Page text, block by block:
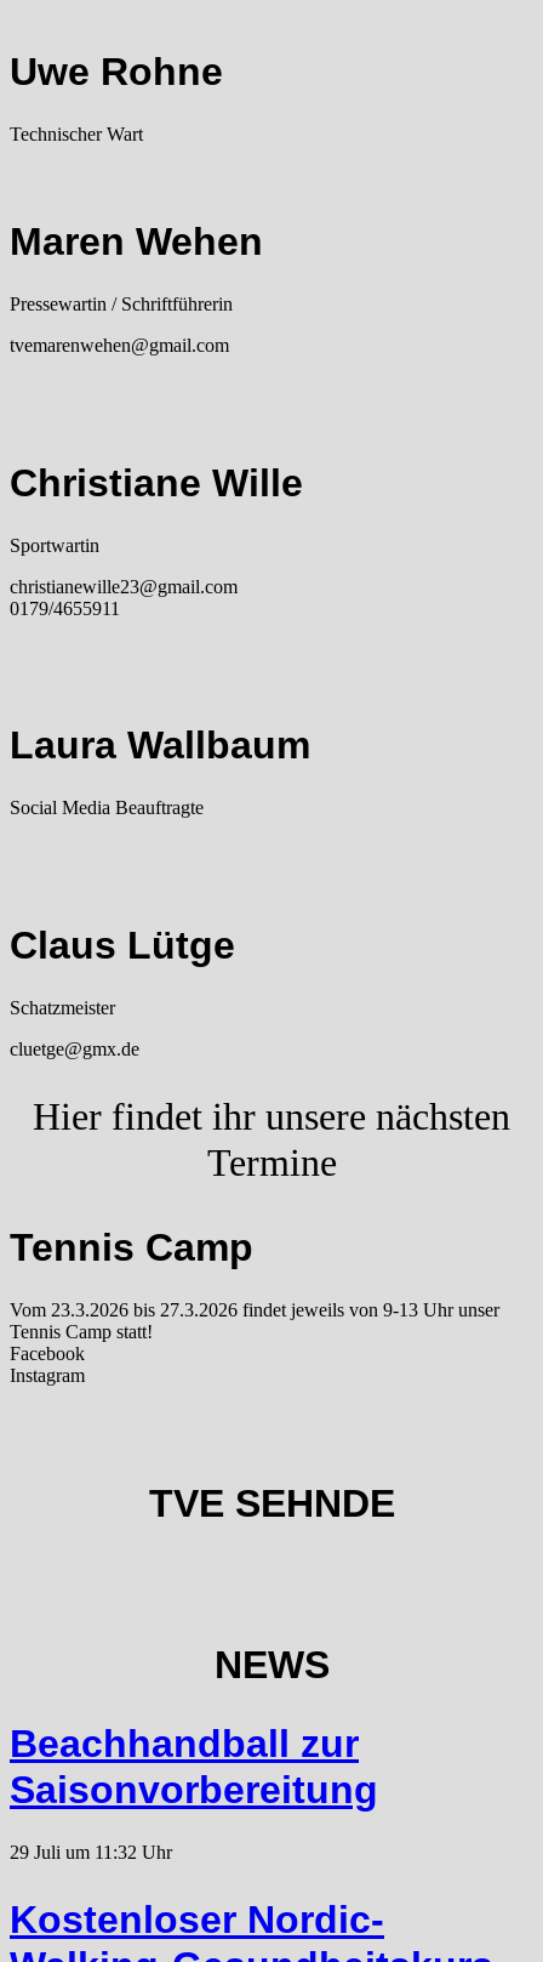
Uwe Rohne
Technischer Wart
Maren Wehen
Pressewartin / Schriftführerin
tvemarenwehen@gmail.com
Christiane Wille
Sportwartin
christianewille23@gmail.com
0179/4655911
Laura Wallbaum
Social Media Beauftragte
Claus Lütge
Schatzmeister
cluetge@gmx.de
Hier findet ihr unsere nächsten
Termine
Tennis Camp
Vom 23.3.2026 bis 27.3.2026 findet jeweils von 9-13 Uhr unser
Tennis Camp statt!
Facebook
Instagram
TVE SEHNDE
NEWS
Beachhandball zur
Saisonvorbereitung
29 Juli um 11:32 Uhr
Kostenloser Nordic-